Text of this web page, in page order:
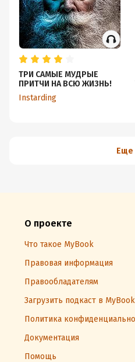
ТРИ САМЫЕ МУДРЫЕ
ПРИТЧИ НА ВСЮ ЖИЗНЬ!
Instarding
Еще
О проекте
Что такое MyBook
Правовая информация
Правообладателям
Загрузить подкаст в
Политика
Документация
Помощь